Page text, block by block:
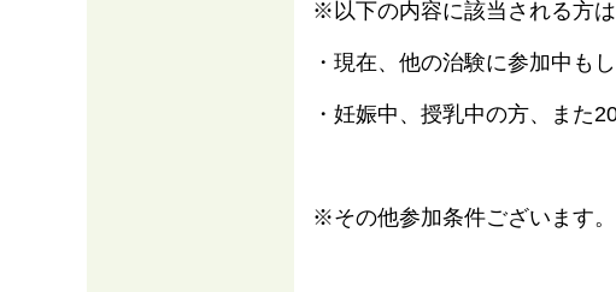
※以下の内容に該当される方は
・現在、他の治験に参加中も
・妊娠中、授乳中の方、また
※その他参加条件ございます。